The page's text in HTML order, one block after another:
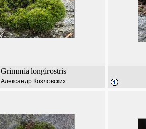
Grimmia longirostris
Александр Козловских